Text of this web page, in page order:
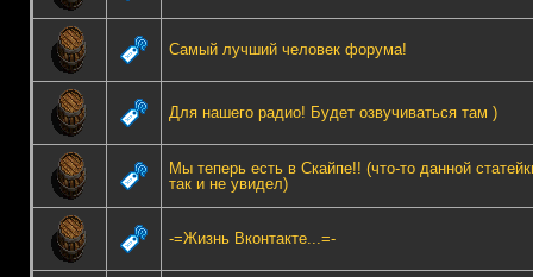
Самый лучший человек форума!
Для нашего радио! Будет озвучиваться там )
Мы теперь есть в Скайпе!! (что-то данной
так и не увидел)
-=Жизнь Вконтакте...=-